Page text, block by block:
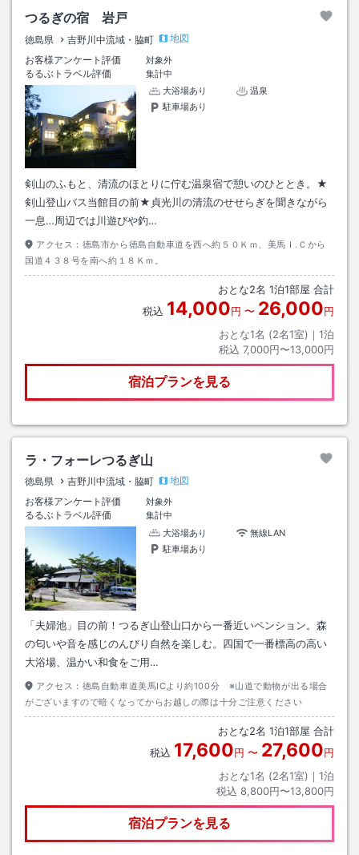
つるぎの宿 岩戸
徳島県 吉野川中流域・脇町
地図
お客様アンケート評価
対象外
るるぶトラベル評価
集計中
大浴場あり
温泉
駐車場あり
剣山のふもと、清流のほとりに佇む温泉宿で憩いのひととき。★
剣山登山バス当館目の前★貞光川の清流のせせらぎを聞きながら
一息…周辺では川遊びや釣…
アクセス： 徳島市から徳島自動車道を西へ約５０Ｋｍ、美馬Ｉ.Ｃから
国道４３８号を南へ約１８Ｋｍ。
おとな2名 1泊1部屋 合計
税込 14,000円 〜 26,000円
おとな1名 (2名1室)｜ 1泊
税込 7,000円〜13,000円
宿泊プランを見る
ラ・フォーレつるぎ山
徳島県 吉野川中流域・脇町
地図
お客様アンケート評価
対象外
るるぶトラベル評価
集計中
大浴場あり
無線LAN
駐車場あり
「夫婦池」目の前！つるぎ山登山口から一番近いペンション。森
の匂いや音を感じのんびり自然を楽しむ。四国で一番標高の高い
大浴場、温かい和食をご用…
アクセス： 徳島自動車道美馬ICより約100分 ※山道で動物が出る場合
がございますので暗くなってからお越しの際は十分ご注意ください
おとな2名 1泊1部屋 合計
税込 17,600円 〜 27,600円
おとな1名 (2名1室)｜ 1泊
税込 8,800円〜13,800円
宿泊プランを見る